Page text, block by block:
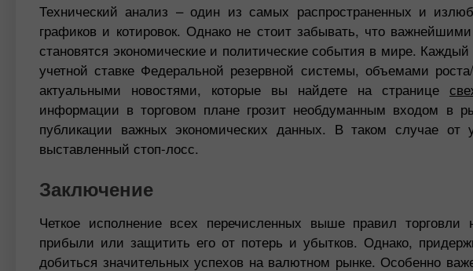
Технический анализ – один из самых распространенных и
графиков и котировок. Однако не стоит забывать, что
становятся экономические и политические события в мире.
учетной ставке Федеральной резервной системы, объемами
актуальными новостями, которые вы найдете на странице
информации в торговом плане грозит необдуманным входом в
публикации важных экономических данных. В таком случае
выставленный стоп-лосс.
Заключение
Четкое исполнение всех перечисленных выше правил
прибыли или защитить его от потерь и убытков. Однако,
добиться значительных успехов на валютном рынке. Особенно